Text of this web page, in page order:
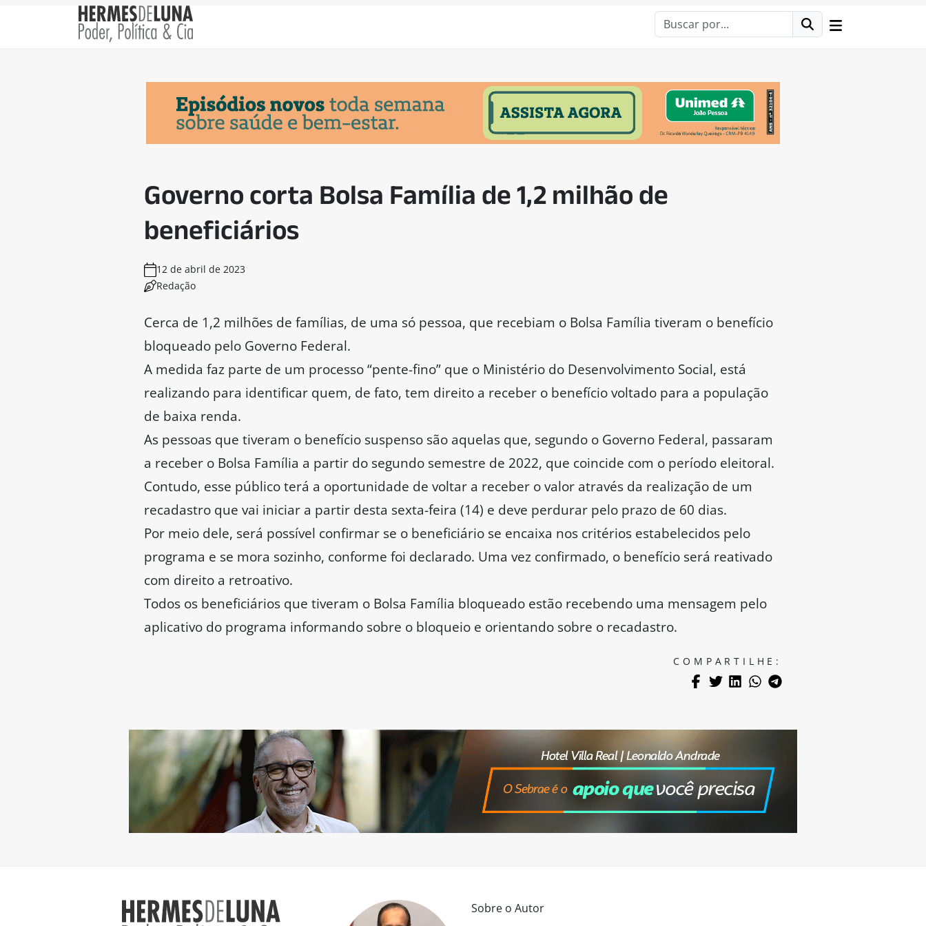
Governo corta Bolsa Família de 1,2 milhão de
beneficiários
12 de abril de 2023
Redação
Cerca de 1,2 milhões de famílias, de uma só pessoa, que recebiam o Bolsa Família tiveram o benefício
bloqueado pelo Governo Federal.
A medida faz parte de um processo “pente-fino” que o Ministério do Desenvolvimento Social, está
realizando para identificar quem, de fato, tem direito a receber o benefício voltado para a população
de baixa renda.
As pessoas que tiveram o benefício suspenso são aquelas que, segundo o Governo Federal, passaram
a receber o Bolsa Família a partir do segundo semestre de 2022, que coincide com o período eleitoral.
Contudo, esse público terá a oportunidade de voltar a receber o valor através da realização de um
recadastro que vai iniciar a partir desta sexta-feira (14) e deve perdurar pelo prazo de 60 dias.
Por meio dele, será possível confirmar se o beneficiário se encaixa nos critérios estabelecidos pelo
programa e se mora sozinho, conforme foi declarado. Uma vez confirmado, o benefício será reativado
com direito a retroativo.
Todos os beneficiários que tiveram o Bolsa Família bloqueado estão recebendo uma mensagem pelo
aplicativo do programa informando sobre o bloqueio e orientando sobre o recadastro.
COMPARTILHE:
Sobre o Autor